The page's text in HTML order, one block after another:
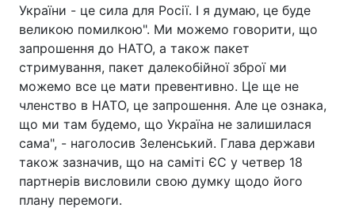
України - це сила для Росії. І я думаю, це буде
великою помилкою". Ми можемо говорити, що
запрошення до НАТО, а також пакет
стримування, пакет далекобійної зброї ми
можемо все це мати превентивно. Це ще не
членство в НАТО, це запрошення. Але це ознака,
що ми там будемо, що Україна не залишилася
сама", - наголосив Зеленський. Глава держави
також зазначив, що на саміті ЄС у четвер 18
партнерів висловили свою думку щодо його
плану перемоги.